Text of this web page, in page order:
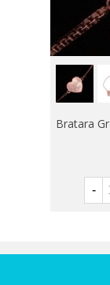
Bratara
-